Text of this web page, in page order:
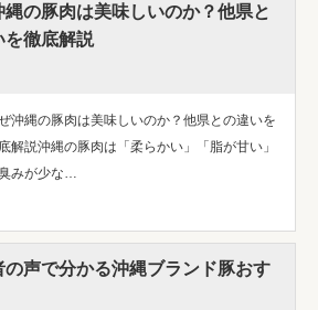
縄の豚肉は美味しいのか？他県と
を徹底解説
沖縄の豚肉は美味しいのか？他県との違いを
解説沖縄の豚肉は「柔らかい」「脂が甘い」
臭みが少な…
の声で分かる沖縄ブランド豚おす